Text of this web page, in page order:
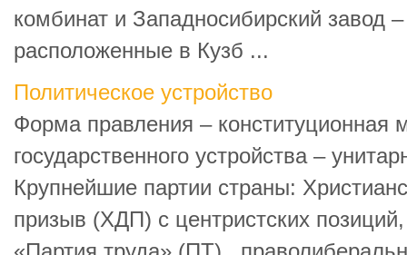
комбинат и Западносибирский завод
расположенные в Кузб ...
Политическое устройство
Форма правления – конституционная
государственного устройства –
Крупнейшие партии страны:
призыв (ХДП) с центристских